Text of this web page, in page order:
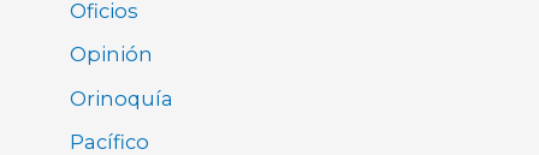
Oficios
Opinión
Orinoquía
Pacífico